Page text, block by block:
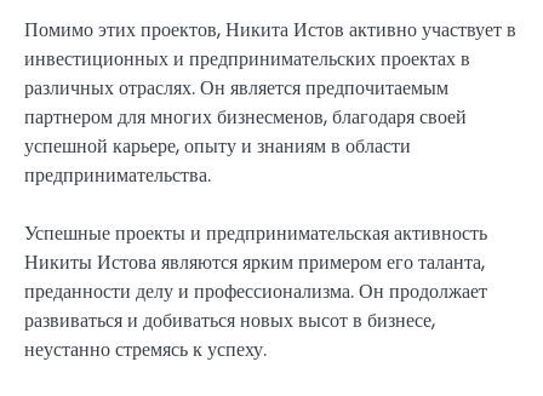
Помимо этих проектов, Никита Истов активно участвует в
инвестиционных и предпринимательских проектах в
различных отраслях. Он является предпочитаемым
партнером для многих бизнесменов, благодаря своей
успешной карьере, опыту и знаниям в области
предпринимательства.
Успешные проекты и предпринимательская активность
Никиты Истова являются ярким примером его таланта,
преданности делу и профессионализма. Он продолжает
развиваться и добиваться новых высот в бизнесе,
неустанно стремясь к успеху.